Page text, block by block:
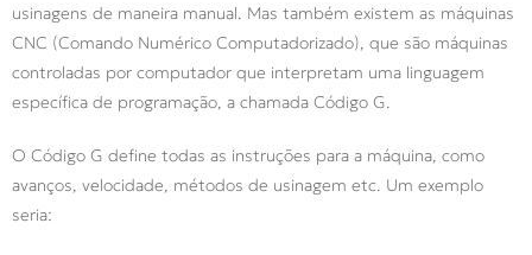
usinagens de maneira manual. Mas também existem as máquinas
CNC (Comando Numérico Computadorizado), que são máquinas
controladas por computador que interpretam uma linguagem
específica de programação, a chamada Código G.
O Código G define todas as instruções para a máquina, como
avanços, velocidade, métodos de usinagem etc. Um exemplo
seria: